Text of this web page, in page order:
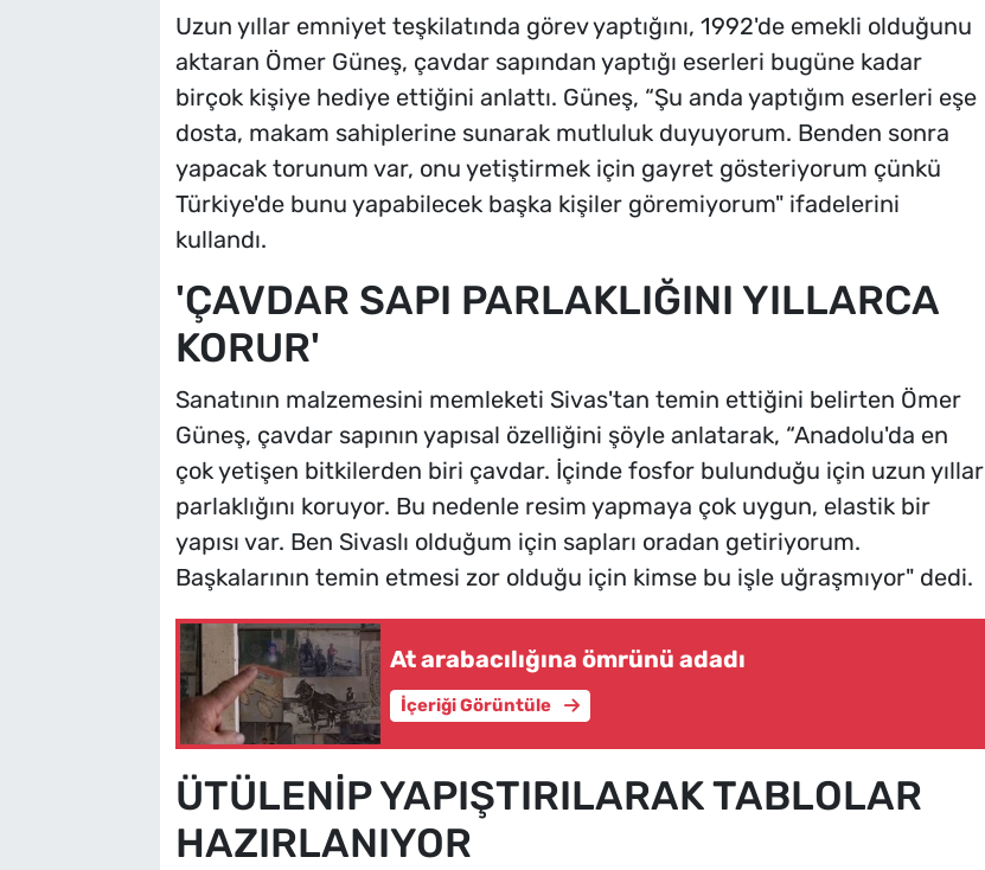
Uzun yıllar emniyet teşkilatında görev yaptığını, 1992'de emekli olduğunu
aktaran Ömer Güneş, çavdar sapından yaptığı eserleri bugüne kadar
birçok kişiye hediye ettiğini anlattı. Güneş, “Şu anda yaptığım eserleri eşe
dosta, makam sahiplerine sunarak mutluluk duyuyorum. Benden sonra
yapacak torunum var, onu yetiştirmek için gayret gösteriyorum çünkü
Türkiye'de bunu yapabilecek başka kişiler göremiyorum" ifadelerini
kullandı.
'ÇAVDAR SAPI PARLAKLIĞINI YILLARCA
KORUR'
Sanatının malzemesini memleketi Sivas'tan temin ettiğini belirten Ömer
Güneş, çavdar sapının yapısal özelliğini şöyle anlatarak, “Anadolu'da en
çok yetişen bitkilerden biri çavdar. İçinde fosfor bulunduğu için uzun yıllar
parlaklığını koruyor. Bu nedenle resim yapmaya çok uygun, elastik bir
yapısı var. Ben Sivaslı olduğum için sapları oradan getiriyorum.
Başkalarının temin etmesi zor olduğu için kimse bu işle uğraşmıyor" dedi.
At arabacılığına ömrünü adadı
İçeriği Görüntüle
ÜTÜLENİP YAPIŞTIRILARAK TABLOLAR
HAZIRLANIYOR